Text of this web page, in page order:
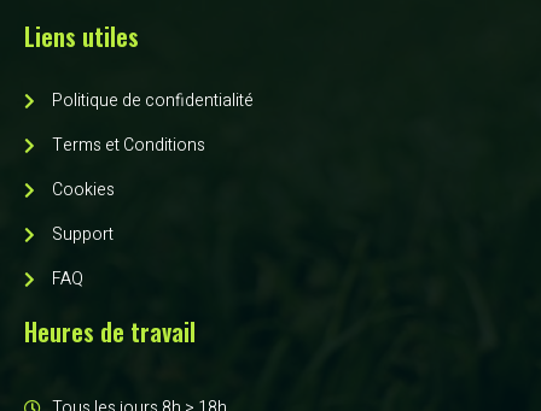
Liens utiles
Politique de confidentialité
Terms et Conditions
Cookies
Support
FAQ
Heures de travail